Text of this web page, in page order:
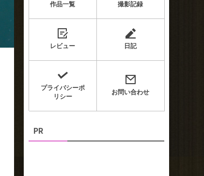
作品一覧 撮影記録
レビュー 日記
プライバシーポ
リシー
お問い合わせ
PR